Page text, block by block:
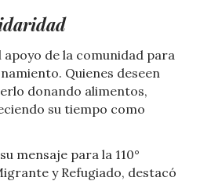
de la comunidad para
Quienes deseen
donando alimentos,
su tiempo como
mensaje para la 110°
y Refugiado, destacó